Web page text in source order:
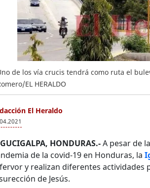
de los vía crucis tendrá como ruta el
EL HERALDO
El Heraldo
HONDURAS.-A pesar de
de la covid-19 en Honduras, la
y realizan diferentes actividades
de Jesús.